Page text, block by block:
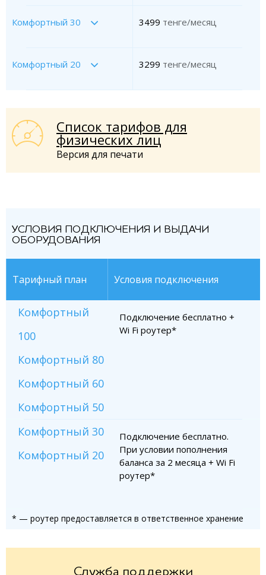
Комфортный 30 3499 тенге/месяц
Комфортный 20 3299 тенге/месяц
Список тарифов для
физических лиц
Версия для печати
УСЛОВИЯ ПОДКЛЮЧЕНИЯ И ВЫДАЧИ
ОБОРУДОВАНИЯ
Тарифный план Условия подключения
Комфортный
100
Комфортный 80
Комфортный 60
Комфортный 50
Подключение бесплатно +
Wi Fi роутер*
Комфортный 30
Комфортный 20
Подключение бесплатно.
При условии пополнения
баланса за 2 месяца + Wi Fi
роутер*
* — роутер предоставляется в ответственное хранение
Cлужба поддержки